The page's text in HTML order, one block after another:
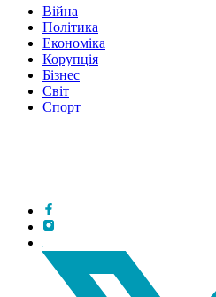
Війна
Політика
Економіка
Корупція
Бізнес
Світ
Спорт